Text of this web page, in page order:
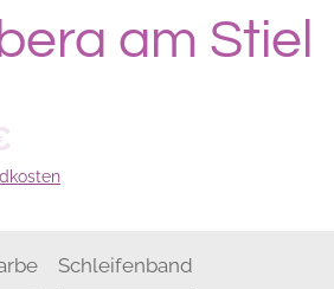
am Stiel
Schleifenband